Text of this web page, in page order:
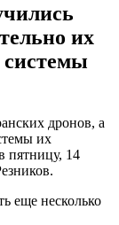
их
системы
дронов, а
их
пятницу, 14
еще несколько